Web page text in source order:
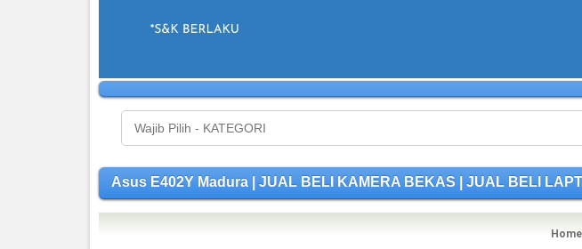
Asus E402Y Madura | JUAL BELI KAMERA BEKAS | JUAL BELI
Home